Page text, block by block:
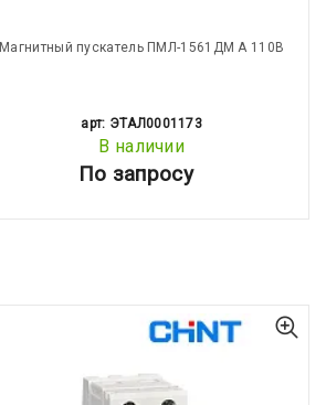
Магнитный пускатель ПМЛ-1561ДМ А 110В
арт: ЭТАЛ0001173
В наличии
По запросу